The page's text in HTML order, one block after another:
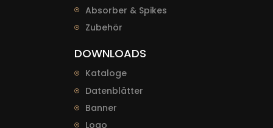
Absorber & Spikes
Zubehör
DOWNLOADS
Kataloge
Datenblätter
Banner
Logo